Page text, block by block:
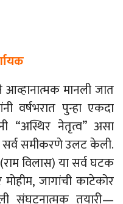
मानली जात
वर्षभरात पुन्हा एकदा
“अस्थिर नेतृत्व” असा
सर्व समीकरणेउलटकेली.
विलास) यासर्वघटक
जागांची काटेकोर
संघटनात्मक तयारी—